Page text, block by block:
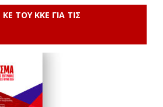
ΤΟΥ ΚΚΕ ΓΙΑ ΤΙΣ